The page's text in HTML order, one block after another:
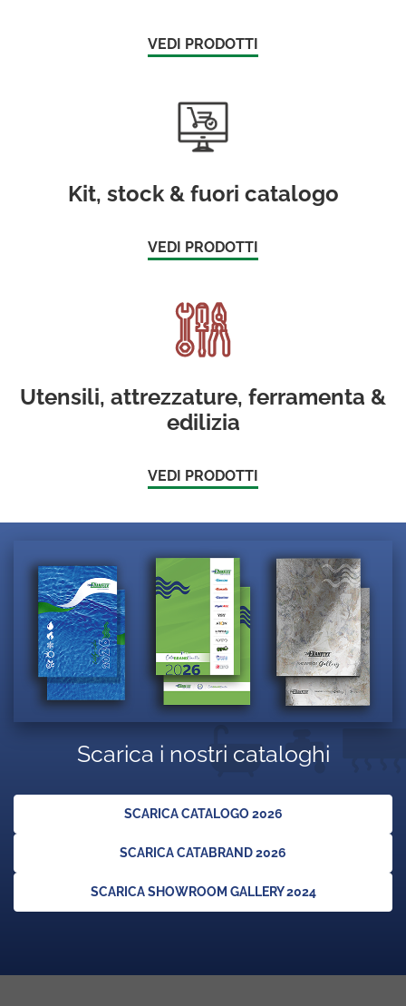
VEDI PRODOTTI
Kit, stock & fuori catalogo
VEDI PRODOTTI
Utensili, attrezzature, ferramenta &
edilizia
VEDI PRODOTTI
Scarica i nostri cataloghi
SCARICA CATALOGO 2026
SCARICA CATABRAND 2026
SCARICA SHOWROOM GALLERY 2024